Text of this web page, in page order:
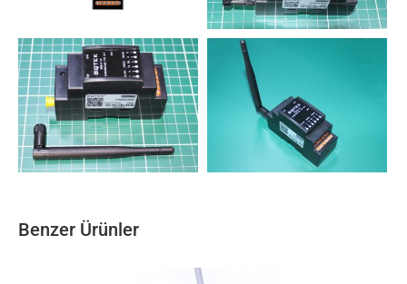
Benzer Ürünler